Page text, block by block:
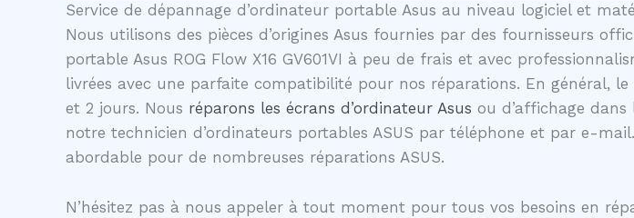
Service de dépannage d’ordinateur portable Asus au niveau logiciel et
Nous utilisons des pièces d’origines Asus fournies par des fournisseurs
portable Asus ROG Flow X16 GV601VI à peu de frais et avec
livrées avec une parfaite compatibilité pour nos réparations. En général, le
et 2 jours. Nous réparons les écrans d’ordinateur Asus ou d’affichage
notre technicien d’ordinateurs portables ASUS par téléphone et par e-
abordable pour de nombreuses réparations ASUS.
N’hésitez pas à nous appeler à tout moment pour tous vos besoins en